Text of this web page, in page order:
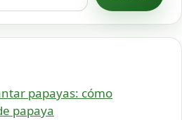
papayas: cómo
papaya